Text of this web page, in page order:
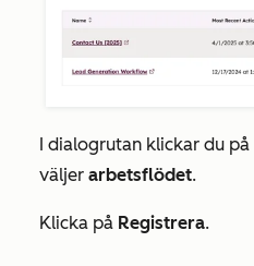
I dialogrutan klickar du på
väljer arbetsflödet.
Klicka på Registrera.